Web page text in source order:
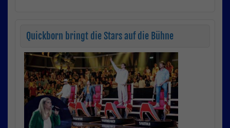
Quickborn bringt die Stars auf die Bühne